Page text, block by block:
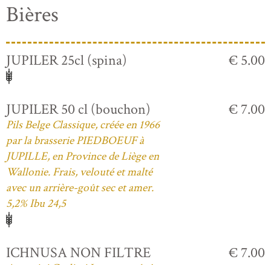
Bières
JUPILER 25cl (spina) € 5.00
JUPILER 50 cl (bouchon)
Pils Belge Classique, créée en 1966
par la brasserie PIEDBOEUF à
JUPILLE, en Province de Liège en
Wallonie. Frais, velouté et malté
avec un arrière-goût sec et amer.
5,2% Ibu 24,5
€ 7.00
ICHNUSA NON FILTRE € 7.00